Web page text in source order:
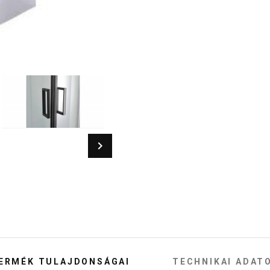
TULAJDONSÁGAI TECHNIKAI